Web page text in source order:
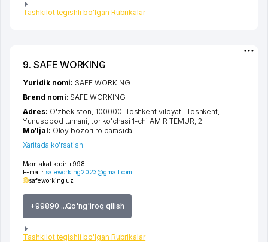
Tashkilot tegishli bo'lgan Rubrikalar
9. SAFE WORKING
Mamlakat kodi: +998
E-mail: safeworking2023@gmail.com
safeworking.uz
+99890 ...Qo'ng'iroq qilish
Tashkilot tegishli bo'lgan Rubrikalar
Yuridik nomi: SAFE WORKING
Brend nomi: SAFE WORKING
Adres: O'zbekiston, 100000, Toshkent viloyati Toshkent
Yunusobod tumani ,tor ko'chasi 1-chi AMIR TEMUR , 2
Mo‘ljal: Oloy bozori ro'parasida
Xaritada ko'rsatish